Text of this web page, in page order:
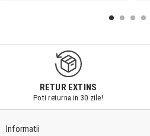
RETUR EXTINS
Poti returna in 30 zile!
Informatii